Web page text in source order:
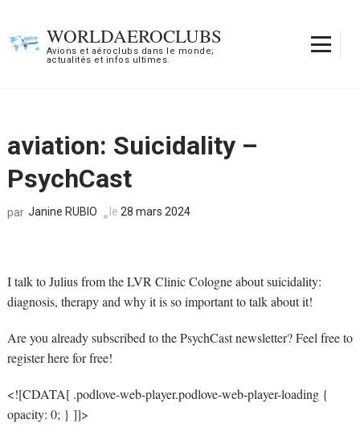
contenu
WORLDAEROCLUBS
Avions et aéroclubs dans le monde;
actualités et infos ultimes.
aviation: Suicidality –
PsychCast
par Janine RUBIO le 28 mars 2024
I talk to Julius from the LVR Clinic Cologne about suicidality:
diagnosis, therapy and why it is so important to talk about it!
Are you already subscribed to the PsychCast newsletter? Feel free to
register here for free!
<![CDATA[ .podlove-web-player.podlove-web-player-loading {
opacity: 0; } ]]>